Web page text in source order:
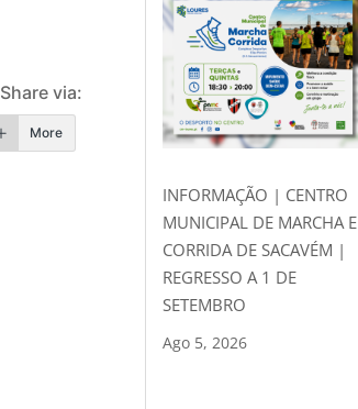
Share via:
More
INFORMAÇÃO | CENTRO
MUNICIPAL DE MARCHA E
CORRIDA DE SACAVÉM |
REGRESSO A 1 DE
SETEMBRO
Ago 5, 2026